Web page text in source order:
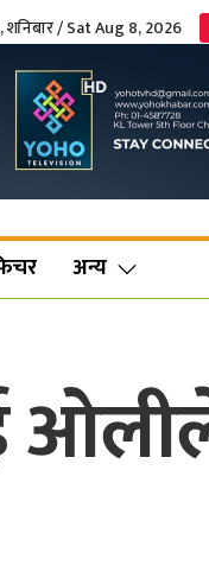
शनिबार / Sat Aug 8, 2026
अन्य